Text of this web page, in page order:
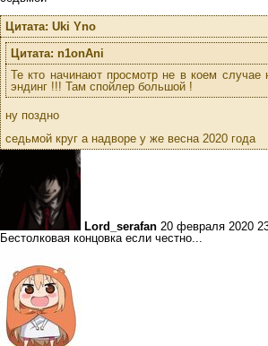
Цитата: Uki Yno
Цитата: n1onAni
Те кто начинают просмотр не в коем случае
эндинг !!! Там спойлер большой !
ну поздно
седьмой круг а надворе у же весна 2020 года
Lord_serafan 20 февраля 2020
Бестолковая концовка если честно...